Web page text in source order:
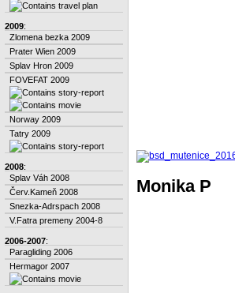
2009:
Zlomena bezka 2009
Prater Wien 2009
Splav Hron 2009
FOVEFAT 2009
Norway 2009
Tatry 2009
2008:
Splav Váh 2008
Červ.Kameň 2008
Snezka-Adrspach 2008
V.Fatra premeny 2004-8
2006-2007:
Paragliding 2006
Hermagor 2007
Monika P